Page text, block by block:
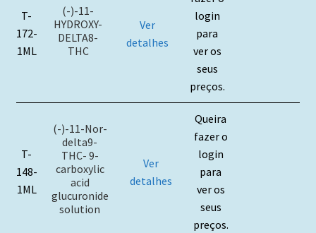
T-
172-
1ML
(-)-11-
HYDROXY-
DELTA8-
THC
Ver
detalhes
login
para
ver os
seus
preços.
T-
148-
1ML
(-)-11-Nor-
delta9-
THC- 9-
carboxylic
acid
glucuronide
solution
Ver
detalhes
Queira
fazer o
login
para
ver os
seus
preços.